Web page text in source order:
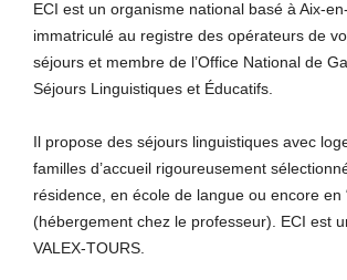
ECI est un organisme national basé à Aix-
immatriculé au registre des opérateurs de
séjours et membre de l’Office National de
Séjours Linguistiques et Éducatifs.
Il propose des séjours linguistiques avec
familles d’accueil rigoureusement
résidence, en école de langue ou encore en
(hébergement chez le professeur). ECI est
VALEX-TOURS.